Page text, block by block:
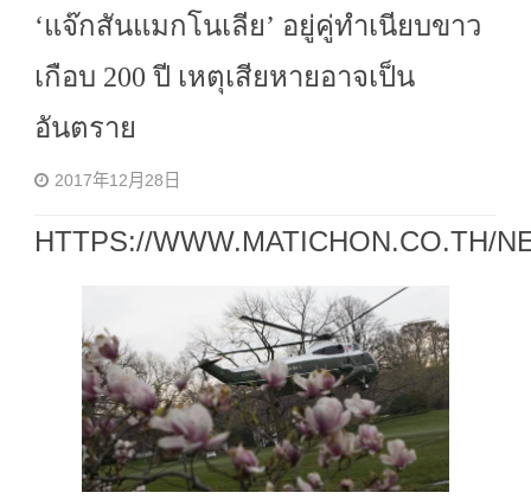
‘แจ๊กสันแมกโนเลีย’ อยู่คู่ทำเนียบขาว
เกือบ 200 ปี เหตุเสียหายอาจเป็น
อันตราย
2017年12月28日
HTTPS://WWW.MATICHON.CO.TH/